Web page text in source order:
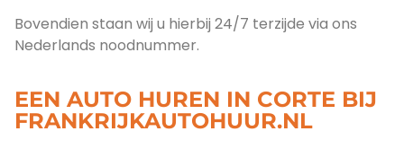
Bovendien staan wij u hierbij 24/7 terzijde via ons
Nederlands noodnummer.
EEN AUTO HUREN IN CORTE BIJ
FRANKRIJKAUTOHUUR.NL